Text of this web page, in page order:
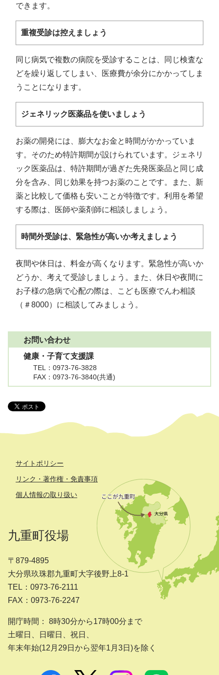
できます。
重複受診は控えましょう
同じ病気で複数の病院を受診することは、同じ検査な
どを繰り返してしまい、医療費が余分にかかってしま
うことになります。
ジェネリック医薬品を使いましょう
お薬の開発には、膨大なお金と時間がかかっていま
す。そのため特許期間が設けられています。ジェネリ
ック医薬品は、特許期間が過ぎた先発医薬品と同じ成
分を含み、同じ効果を持つお薬のことです。また、新
薬と比較して価格も安いことが特徴です。利用を希望
する際は、医師や薬剤師に相談しましょう。
時間外受診は、緊急性が高いか考えましょう
夜間や休日は、料金が高くなります。緊急性が高いか
どうか、考えて受診しましょう。また、休日や夜間に
お子様の急病で心配の際は、こども医療でんわ相談
（＃8000）に相談してみましょう。
お問い合わせ
健康・子育て支援課
TEL
：0973-76-3828
FAX ：0973-76-3840(共通)
サイトポリシー
リンク・著作権・免責事項
個人情報の取り扱い
九重町役場
〒879-4895
大分県玖珠郡九重町大字後野上8-1
TEL：0973-76-2111
FAX：0973-76-2247
開庁時間： 8時30分から17時00分まで
土曜日、日曜日、祝日、
年末年始(12月29日から翌年1月3日)を除く